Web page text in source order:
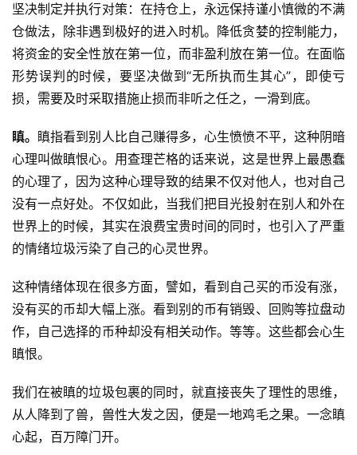
坚决制定并执行对策：在持仓上，永远保持谨小慎微的不满
仓做法，除非遇到极好的进入时机。降低贪婪的控制能力，
将资金的安全性放在第一位，而非盈利放在第一位。在面临
形势误判的时候，要坚决做到“无所执而生其心”，即使亏
损，需要及时采取措施止损而非听之任之，一滑到底。
瞋。 瞋指看到别人比自己赚得多，心生愤愤不平，这种阴暗
心理叫做瞋恨心。用查理芒格的话来说，这是世界上最愚蠢
的心理了，因为这种心理导致的结果不仅对他人，也对自己
没有一点好处。不仅如此，当我们把目光投射在别人和外在
世界上的时候，其实在浪费宝贵时间的同时，也引入了严重
的情绪垃圾污染了自己的心灵世界。
这种情绪体现在很多方面，譬如，看到自己买的币没有涨，
没有买的币却大幅上涨。看到别的币有销毁、回购等拉盘动
作，自己选择的币种却没有相关动作。等等。这些都会心生
瞋恨。
我们在被瞋的垃圾包裹的同时，就直接丧失了理性的思维，
从人降到了兽，兽性大发之因，便是一地鸡毛之果。一念瞋
心起，百万障门开。